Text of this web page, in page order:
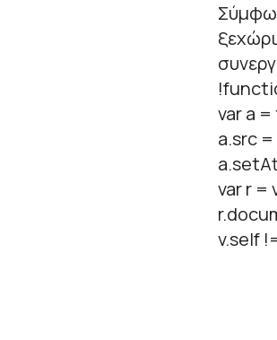
var a
a.src
var r =
v.self